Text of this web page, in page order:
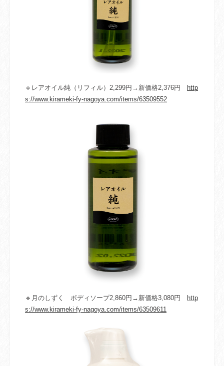
🔹レアオイル純（リフィル）2,299円→新価格2,376円
http
s://www.kirameki-fy-nagoya.com/items/63509552
🔹月のしずく ボディソープ2,860円→新価格3,080円
http
s://www.kirameki-fy-nagoya.com/items/63509611